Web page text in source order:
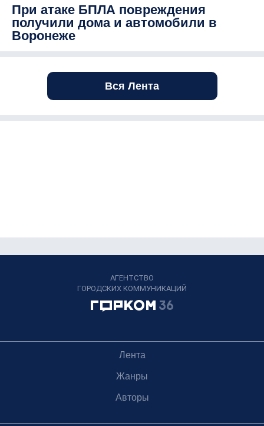
При атаке БПЛА повреждения
получили дома и автомобили в
Воронеже
Вся Лента
АГЕНТСТВО
ГОРОДСКИХ КОММУНИКАЦИЙ
Лента
Жанры
Авторы